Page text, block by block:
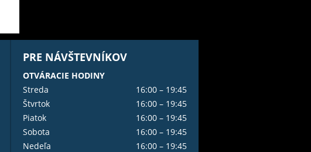
PRE NÁVŠTEVNÍKOV
OTVÁRACIE HODINY
Streda
16:00 – 19:45
Štvrtok
16:00 – 19:45
Piatok
16:00 – 19:45
Sobota
16:00 – 19:45
Nedeľa
16:00 – 19:45